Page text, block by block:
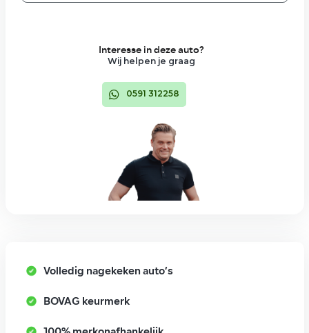
Interesse in deze auto?
Wij helpen je graag
0591 312258
Volledig nagekeken auto’s
BOVAG keurmerk